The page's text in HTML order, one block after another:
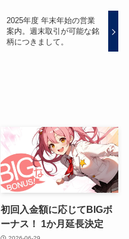
2025年度 年末年始の営業
案内。週末取引が可能な銘
柄につきまして。
初回入金額に応じてBIGボ
ーナス！ 1か月延長決定